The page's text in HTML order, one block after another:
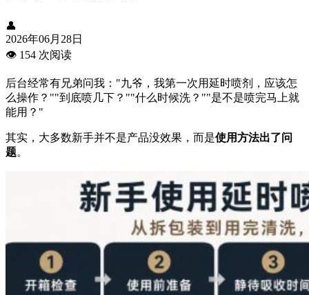
👤
2026年06月28日
👁️ 154 次阅读
后台经常有兄弟问我："九爷，我第一次用延时喷剂，应该怎
么操作？""到底喷几下？""什么时候洗？""是不是喷完马上就
能用？"
其实，大多数新手并不是产品没效果，而是使用方法出了问
题。